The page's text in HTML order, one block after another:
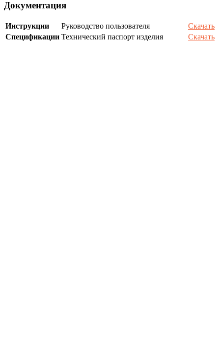
Документация
Инструкции Руководство пользователя
Скачать
Спецификации Технический паспорт изделия Скачать